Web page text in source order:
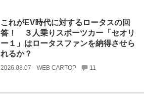
これがEV時代に対するロータスの回
答！ ３人乗りスポーツカー「セオリ
ー１」はロータスファンを納得させら
れるか？
2026.08.07 WEB CARTOP 11